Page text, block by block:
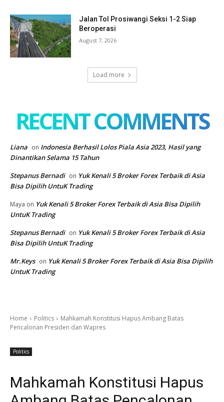
Jalan Tol Prosiwangi Seksi 1-2 Siap
Beroperasi
August 7, 2026
Load more
RECENT COMMENTS
Liana on Indonesia Berhasil Lolos Piala Asia 2023, Hasil yang
Dinantikan Selama 15 Tahun
Stepanus Bernadi on Yuk Kenali 5 Broker Forex Terbaik di Asia
Bisa Dipilih UntuK Trading
Maya on Yuk Kenali 5 Broker Forex Terbaik di Asia Bisa Dipilih
UntuK Trading
Stepanus Bernadi on Yuk Kenali 5 Broker Forex Terbaik di Asia
Bisa Dipilih UntuK Trading
Mr.Keys on Yuk Kenali 5 Broker Forex Terbaik di Asia Bisa Dipilih
UntuK Trading